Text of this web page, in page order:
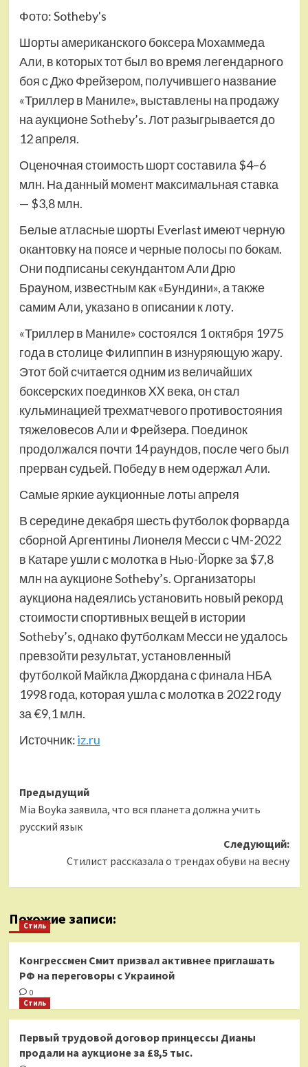
Фото: Sotheby's
Шорты американского боксера Мохаммеда
Али, в которых тот был во время легендарного
боя с Джо Фрейзером, получившего название
«Триллер в Маниле», выставлены на продажу
на аукционе Sotheby’s. Лот разыгрывается до
12 апреля.
Оценочная стоимость шорт составила $4–6
млн. На данный момент максимальная ставка
— $3,8 млн.
Белые атласные шорты Everlast имеют черную
окантовку на поясе и черные полосы по бокам.
Они подписаны секундантом Али Дрю
Брауном, известным как «Бундини», а также
самим Али, указано в описании к лоту.
«Триллер в Маниле» состоялся 1 октября 1975
года в столице Филиппин в изнуряющую жару.
Этот бой считается одним из величайших
боксерских поединков XX века, он стал
кульминацией трехматчевого противостояния
тяжеловесов Али и Фрейзера. Поединок
продолжался почти 14 раундов, после чего был
прерван судьей. Победу в нем одержал Али.
Самые яркие аукционные лоты апреля
В середине декабря шесть футболок форварда
сборной Аргентины Лионеля Месси с ЧМ-2022
в Катаре ушли с молотка в Нью-Йорке за $7,8
млн на аукционе Sotheby’s. Организаторы
аукциона надеялись установить новый рекорд
стоимости спортивных вещей в истории
Sotheby’s, однако футболкам Месси не удалось
превзойти результат, установленный
футболкой Майкла Джордана с финала НБА
1998 года, которая ушла с молотка в 2022 году
за €9,1 млн.
Источник:iz.ru
Навигация
записи
Предыдущий
Mia Boyka заявила, что вся планета должна учить
русский язык
Следующий:
Стилист рассказала о трендах обуви на весну
Похожие записи:
Стиль
Конгрессмен Смит призвал активнее приглашать
РФ на переговоры с Украиной
0
Стиль
Первый трудовой договор принцессы Дианы
продали на аукционе за £8,5 тыс.